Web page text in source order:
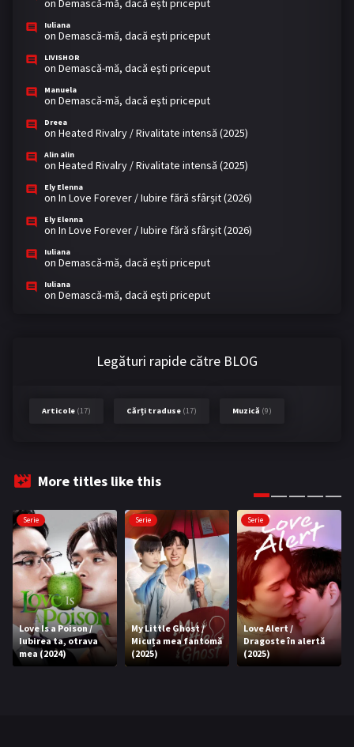
on Demască-mă, dacă eşti priceput
Iuliana
on Demască-mă, dacă eşti priceput
LIVISHOR
on Demască-mă, dacă eşti priceput
Manuela
on Demască-mă, dacă eşti priceput
Dreea
on Heated Rivalry / Rivalitate intensă (2025)
Alin alin
on Heated Rivalry / Rivalitate intensă (2025)
Ely Elenna
on In Love Forever / Iubire fără sfârșit (2026)
Ely Elenna
on In Love Forever / Iubire fără sfârșit (2026)
Iuliana
on Demască-mă, dacă eşti priceput
Iuliana
on Demască-mă, dacă eşti priceput
Legături rapide către BLOG
Articole (17) Cărți traduse (17) Muzică (9)
More titles like this
Serie
Love Is a Poison /
Iubirea ta, otrava
mea (2024)
Serie
My Little Ghost /
Micuța mea fantomă
(2025)
Serie
Love Alert /
Dragoste în alertă
(2025)